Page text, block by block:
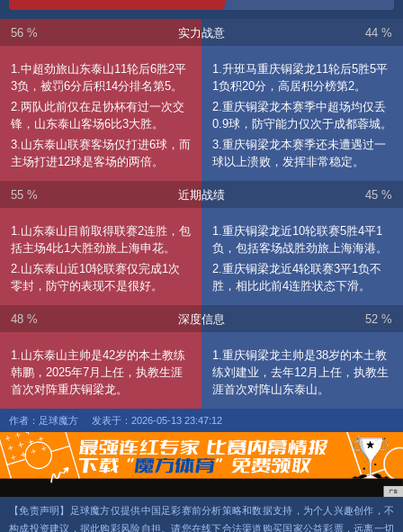
实力战意
56 %
1.中超劲旅山东泰山11轮后6胜2平
3负，被罚6分后积14分排名第5。
2.两队此前仅在足协杯有过一次交
锋，山东泰山客场6比3大胜。
3.山东泰山联赛客场仅打进6球，而
主场打进12球是客场的两倍。
44 %
1.升班马重庆铜梁龙11轮后5胜5平
1负积20分，高居积分榜第2。
2.重庆铜梁龙本赛季中超场均仅丢
0.9球，防守能力仅次于成都蓉城。
3.重庆铜梁龙本赛季还未遭遇过一
球以上溃败，发挥非常稳定。
近期战绩
55 %
1.山东泰山目前取得联赛2连胜，包
括主场4比1大胜劲旅上海申花。
2.山东泰山近10轮联赛仅完成1次
零封，防守的表现不是很好。
45 %
1.重庆铜梁龙近10轮联赛5胜4平1
负，包括客场战胜劲旅上海海港。
2.重庆铜梁龙近4轮联赛3平1负不
胜，相比此前4连胜状态下滑。
深度信息
48 %
1.山东泰山主帅是42岁的本土教练
韩鹏，2025年7月上任，执教生涯
首次对阵重庆铜梁龙。
52 %
1.重庆铜梁龙主帅是38岁的本土教
练刘建业，去年12月上任，执教生
涯首次对阵山东泰山。
作者：足球魔方 发表于：2026-05-13 23:47:12
【免责声明】足球魔方仅提供中国足彩赛前分析策略和数据支持，为个人兴趣创作，不
构成投资建议，据此购彩风险自担。请您在线下合法渠道购买国家公益彩票，远离一切